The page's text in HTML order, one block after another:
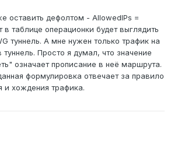
оставить дефолтом - AllowedIPs =
таблице операционки будет выглядить
туннель. А мне нужен только трафик на
туннель. Просто я думал, что значение
означает прописание в неё маршрута.
формулировка отвечает за правило
хождения трафика.